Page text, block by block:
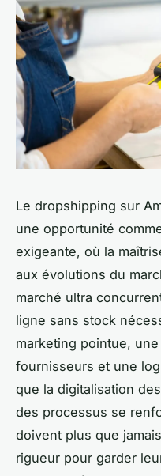
Le dropshipping sur
une opportunité
exigeante, où la
aux évolutions du
marché ultra
ligne sans stock
marketing pointue,
fournisseurs et une
que la digitalisation
des processus se
doivent plus que
rigueur pour garder